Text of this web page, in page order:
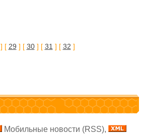
] [ 29 ] [ 30] [ 31 ] [ 32 ]
Мобильные новости (RSS),